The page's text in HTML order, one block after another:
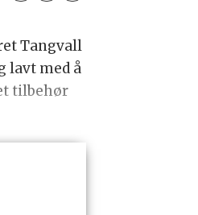
Tangvall
lavt med å
tilbehør